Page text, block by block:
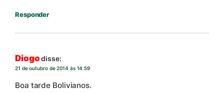
Responder
Diogo disse:
21 de outubro de 2014 às 14:59
Boa tarde Bolivianos.